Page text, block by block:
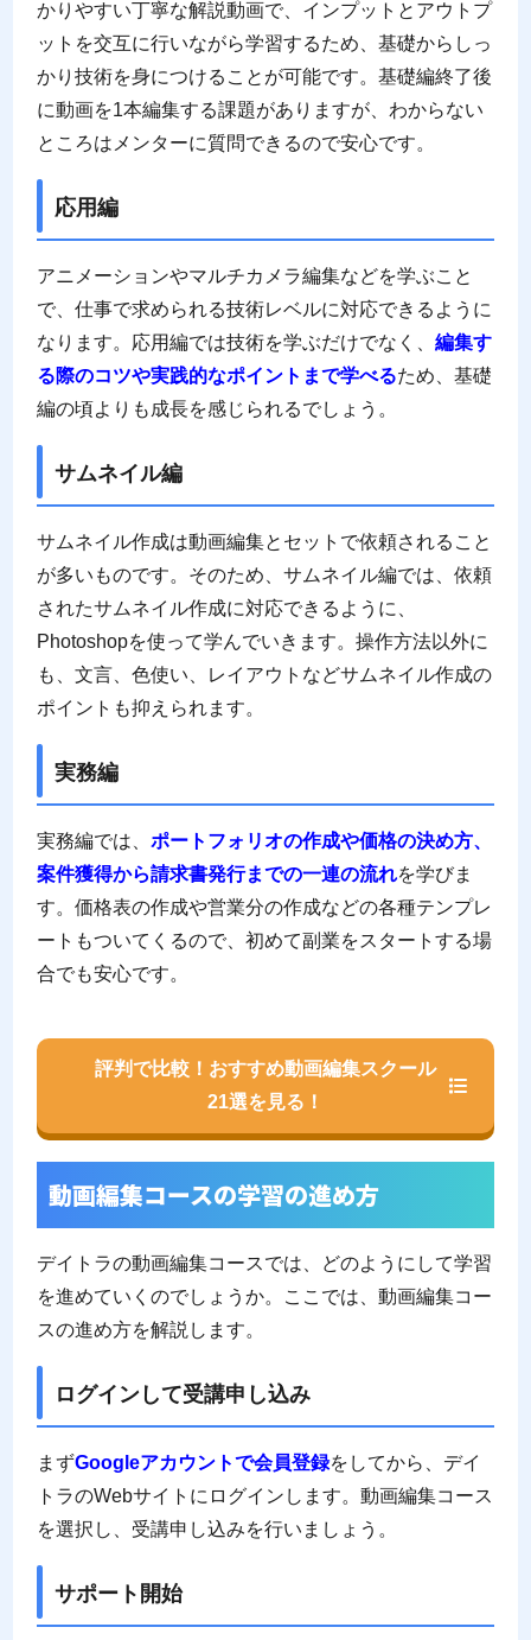
かりやすい丁寧な解説動画で、インプットとアウトプ
ットを交互に行いながら学習するため、基礎からしっ
かり技術を身につけることが可能です。基礎編終了後
に動画を1本編集する課題がありますが、わからない
ところはメンターに質問できるので安心です。
応用編
アニメーションやマルチカメラ編集などを学ぶこと
で、仕事で求められる技術レベルに対応できるように
なります。応用編では技術を学ぶだけでなく、編集す
る際のコツや実践的なポイントまで学べるため、基礎
編の頃よりも成長を感じられるでしょう。
サムネイル編
サムネイル作成は動画編集とセットで依頼されること
が多いものです。そのため、サムネイル編では、依頼
されたサムネイル作成に対応できるように、
Photoshopを使って学んでいきます。操作方法以外に
も、文言、色使い、レイアウトなどサムネイル作成の
ポイントも抑えられます。
実務編
実務編では、ポートフォリオの作成や価格の決め方、
案件獲得から請求書発行までの一連の流れを学びま
す。価格表の作成や営業分の作成などの各種テンプレ
ートもついてくるので、初めて副業をスタートする場
合でも安心です。
評判で比較！おすすめ動画編集スクール
21選を見る！
動画編集コースの学習の進め方
デイトラの動画編集コースでは、どのようにして学習
を進めていくのでしょうか。ここでは、動画編集コー
スの進め方を解説します。
ログインして受講申し込み
まずGoogleアカウントで会員登録をしてから、デイ
トラのWebサイトにログインします。動画編集コース
を選択し、受講申し込みを行いましょう。
サポート開始